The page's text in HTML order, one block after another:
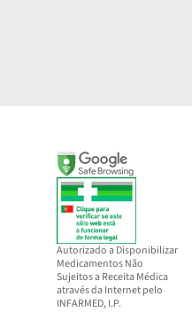
Autorizado a Disponibilizar
Medicamentos Não
Sujeitos a Receita Médica
através da Internet pelo
INFARMED, I.P.